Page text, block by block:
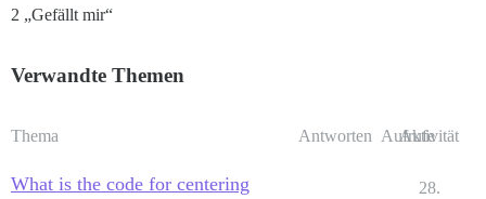
2 „Gefällt mir“
Verwandte Themen
Thema Antworten Aufrufe
Aktivität
What is the code for centering
28.